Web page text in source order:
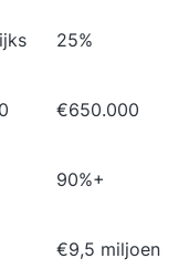
je Black Belt
Minitab licentie
25%
€650.000
90%+
€9,5 miljoen